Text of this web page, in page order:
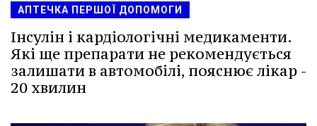
АПТЕЧКА ПЕРШОЇ ДОПОМОГИ
Інсулін і кардіологічні медикаменти.
Які ще препарати не рекомендується
залишати в автомобілі, пояснює лікар -
20 хвилин